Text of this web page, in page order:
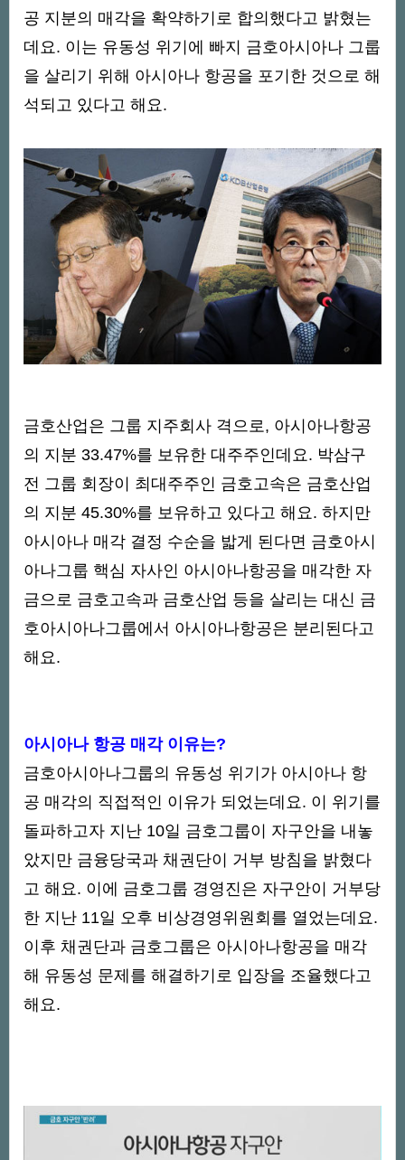
공 지분의 매각을 확약하기로 합의했다고 밝혔는
데요. 이는 유동성 위기에 빠지 금호아시아나 그룹
을 살리기 위해 아시아나 항공을 포기한 것으로 해
석되고 있다고 해요.
금호산업은 그룹 지주회사 격으로, 아시아나항공
의 지분 33.47%를 보유한 대주주인데요. 박삼구
전 그룹 회장이 최대주주인 금호고속은 금호산업
의 지분 45.30%를 보유하고 있다고 해요. 하지만
아시아나 매각 결정 수순을 밟게 된다면 금호아시
아나그룹 핵심 자사인 아시아나항공을 매각한 자
금으로 금호고속과 금호산업 등을 살리는 대신 금
호아시아나그룹에서 아시아나항공은 분리된다고
해요.
아시아나 항공 매각 이유는?
금호아시아나그룹의 유동성 위기가 아시아나 항
공 매각의 직접적인 이유가 되었는데요. 이 위기를
돌파하고자 지난 10일 금호그룹이 자구안을 내놓
았지만 금융당국과 채권단이 거부 방침을 밝혔다
고 해요. 이에 금호그룹 경영진은 자구안이 거부당
한 지난 11일 오후 비상경영위원회를 열었는데요.
이후 채권단과 금호그룹은 아시아나항공을 매각
해 유동성 문제를 해결하기로 입장을 조율했다고
해요.